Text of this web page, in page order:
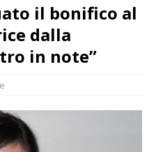
il bonifico al
dalla
in note”